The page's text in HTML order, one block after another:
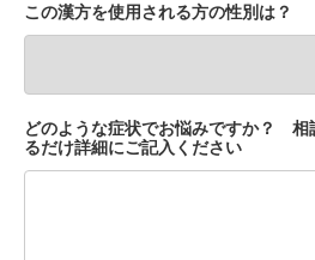
この漢方を使用される方の性別は？
どのような症状でお悩みですか？ 相
るだけ詳細にご記入ください